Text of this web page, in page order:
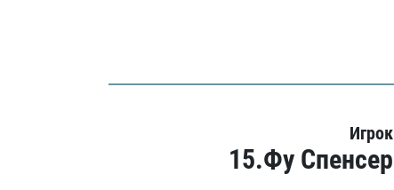
Игрок
15.Фу Спенсер